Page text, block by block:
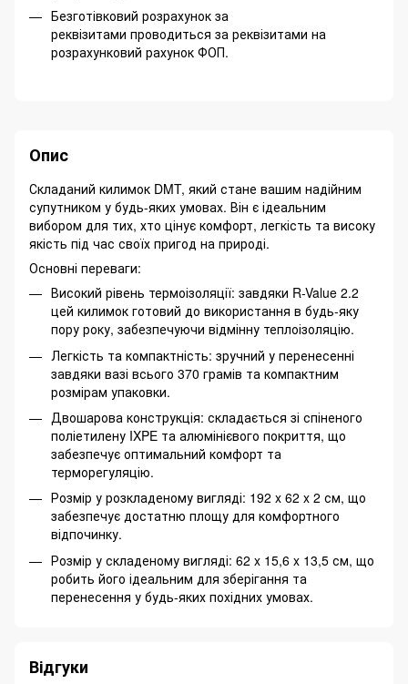
Безготівковий розрахунок за
реквізитами проводиться за реквізитами на
розрахунковий рахунок ФОП.
Опис
Складаний килимок DMT, який стане вашим надійним
супутником у будь-яких умовах. Він є ідеальним
вибором для тих, хто цінує комфорт, легкість та високу
якість під час своїх пригод на природі.
Основні переваги:
Високий рівень термоізоляції: завдяки R-Value 2.2
цей килимок готовий до використання в будь-яку
пору року, забезпечуючи відмінну теплоізоляцію.
Легкість та компактність: зручний у перенесенні
завдяки вазі всього 370 грамів та компактним
розмірам упаковки.
Двошарова конструкція: складається зі спіненого
поліетилену IXPE та алюмінієвого покриття, що
забезпечує оптимальний комфорт та
терморегуляцію.
Розмір у розкладеному вигляді: 192 x 62 x 2 см, що
забезпечує достатню площу для комфортного
відпочинку.
Розмір у складеному вигляді: 62 x 15,6 x 13,5 см, що
робить його ідеальним для зберігання та
перенесення у будь-яких похідних умовах.
Відгуки